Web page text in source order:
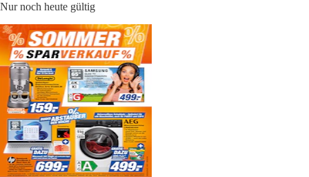
Nur noch heute gültig